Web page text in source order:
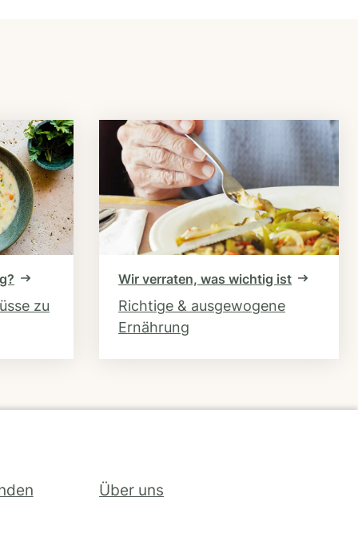
zu
Wir verraten, was wichtig ist
Richtige & ausgewogene
Ernährung
Über uns